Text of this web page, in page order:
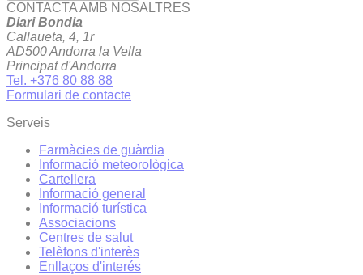
CONTACTA AMB NOSALTRES
Diari Bondia
Callaueta, 4, 1r
AD500 Andorra la Vella
Principat d'Andorra
Tel. +376 80 88 88
Formulari de contacte
Serveis
Farmàcies de guàrdia
Informació meteorològica
Cartellera
Informació general
Informació turística
Associacions
Centres de salut
Telèfons d'interès
Enllaços d'interés